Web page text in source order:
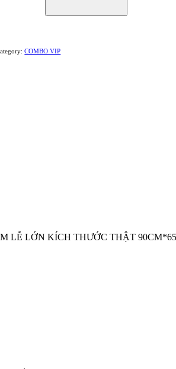
COMBO VIP
LỄ LỚN KÍCH THƯỚC THẬT